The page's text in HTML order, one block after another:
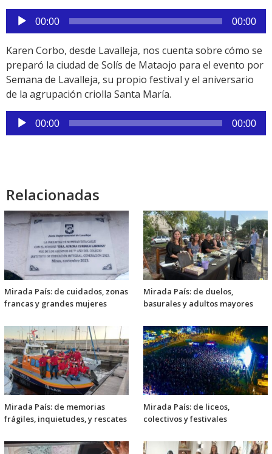
Reproductor
de
audio
00:00 00:00
Karen Corbo, desde Lavalleja, nos cuenta sobre cómo se
preparó la ciudad de Solís de Mataojo para el evento por
Semana de Lavalleja, su propio festival y el aniversario
de la agrupación criolla Santa María.
Reproductor
de
00:00 00:00
Relacionadas
Mirada País: de cuidados, zonas
francas y grandes mujeres
Mirada País: de duelos,
basurales y adultos mayores
Mirada País: de memorias
frágiles, inquietudes, y rescates
Mirada País: de liceos,
colectivos y festivales